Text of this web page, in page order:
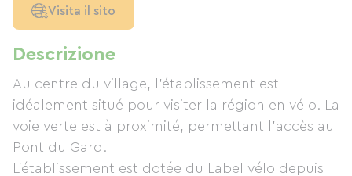
Descrizione
Au centre du village, l'établissement est
idéalement situé pour visiter la région en vélo. La
voie verte est à proximité, permettant l'accès au
Pont du Gard.
L'établissement est dotée du Label vélo depuis
Visita il sito